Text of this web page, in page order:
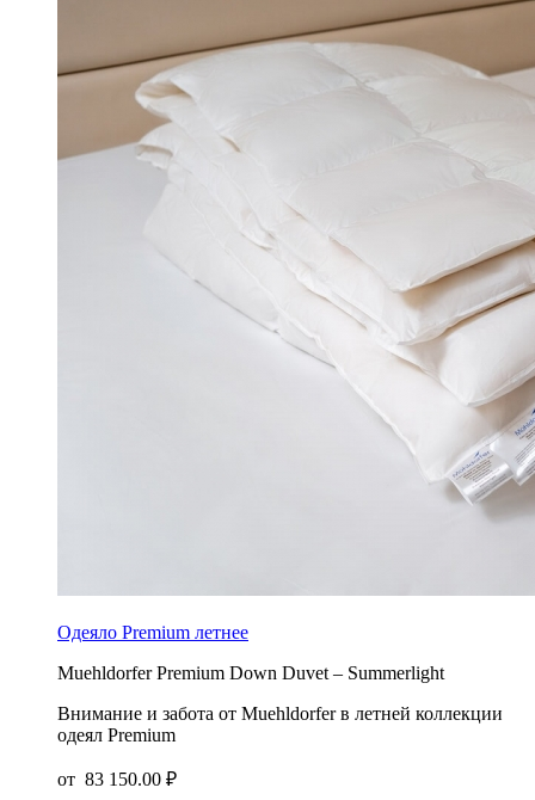
Одеяло Premium летнее
Muehldorfer Premium Down Duvet – Summerlight
Внимание и забота от Muehldorfer в летней коллекции
одеял Premium
от 83 150.00 ₽